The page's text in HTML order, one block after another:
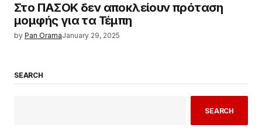
Στο ΠΑΣΟΚ δεν αποκλείουν πρόταση
μομφής για τα Τέμπη
by Pan OramaJanuary 29, 2025
SEARCH
SEARCH